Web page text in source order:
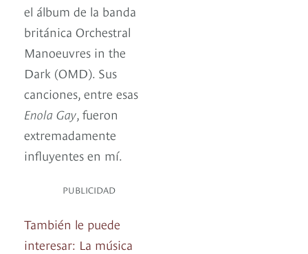
el álbum de la banda
británica Orchestral
Manoeuvres in the
Dark (OMD). Sus
canciones, entre esas
Enola Gay, fueron
extremadamente
influyentes en mí.
PUBLICIDAD
También le puede
interesar: La música